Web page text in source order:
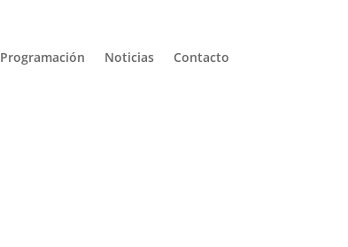
Programación Noticias Contacto